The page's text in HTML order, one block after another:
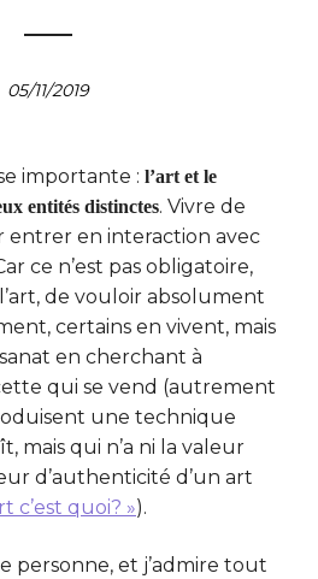
05/11/2019
importante : l’art et le
entités distinctes. Vivre de
entrer en interaction avec
ce n’est pas obligatoire,
de vouloir absolument
certains en vivent, mais
en cherchant à
qui se vend (autrement
une technique
mais qui n’a ni la valeur
d’authenticité d’un art
c’est quoi? »).
personne, et j’admire tout